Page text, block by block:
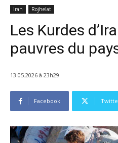
Iran Rojhelat
Les Kurdes
pauvres du
13.05.2026 à 23h29
Facebook